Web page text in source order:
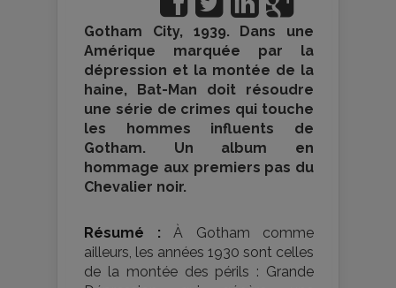
Gotham City, 1939. Dans une
Amérique marquée par la
dépression et la montée de la
haine, Bat-Man doit résoudre
une série de crimes qui touche
les hommes influents de
Gotham. Un album en
hommage aux premiers pas du
Chevalier noir.
Résumé : À Gotham comme
ailleurs, les années 1930 sont celles
de la montée des périls : Grande